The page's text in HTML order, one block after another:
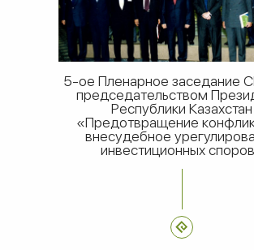
5-ое Пленарное заседание
председательством
Республики Казахстан
«Предотвращение
внесудебное
инвестиционных